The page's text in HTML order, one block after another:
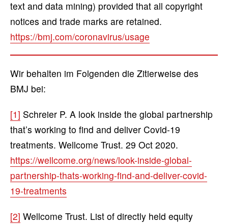
text and data mining) provided that all copyright
notices and trade marks are retained.
https://bmj.com/coronavirus/usage
Wir behalten im Folgenden die Zitierweise des
BMJ bei:
[1] Schreier P. A look inside the global partnership
that’s working to find and deliver Covid-19
treatments. Wellcome Trust. 29 Oct 2020.
https://wellcome.org/news/look-inside-global-
partnership-thats-working-find-and-deliver-covid-
19-treatments
[2] Wellcome Trust. List of directly held equity